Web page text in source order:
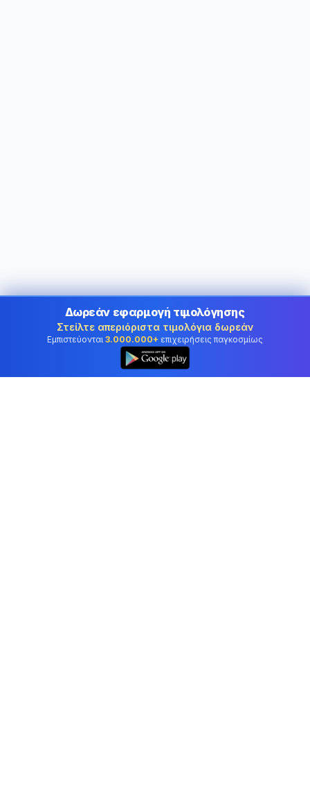
Δωρεάν εφαρμογή τιμολόγησης
Στείλτε απεριόριστα τιμολόγια δωρεάν
Εμπιστεύονται 3.000.000+ επιχειρήσεις παγκοσμίως
👆